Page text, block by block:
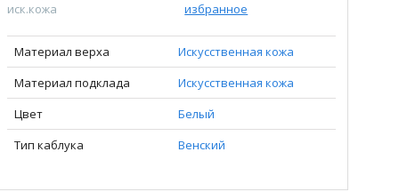
иск.кожа
избранное
Материал верха
Искусственная кожа
Материал подклада
Искусственная кожа
Цвет
Белый
Тип каблука
Венский